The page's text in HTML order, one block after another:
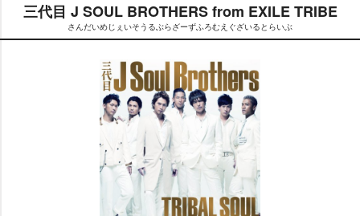
M
u
t
三代目 J SOUL BROTHERS from EXILE TRIBE
さんだいめじぇいそうるぶらざーずふろむえぐざいるとらいぶ